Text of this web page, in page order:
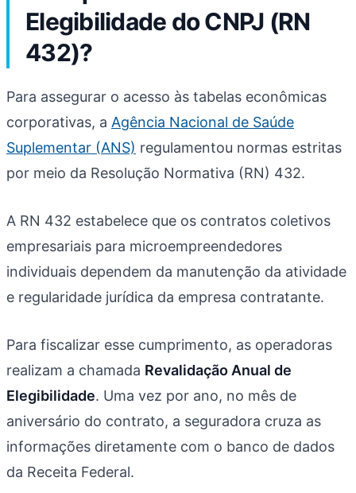
Elegibilidade do CNPJ (RN
432)?
Para assegurar o acesso às tabelas econômicas
corporativas, a Agência Nacional de Saúde
Suplementar (ANS) regulamentou normas estritas
por meio da Resolução Normativa (RN) 432.
A RN 432 estabelece que os contratos coletivos
empresariais para microempreendedores
individuais dependem da manutenção da atividade
e regularidade jurídica da empresa contratante.
Para fiscalizar esse cumprimento, as operadoras
realizam a chamada Revalidação Anual de
Elegibilidade. Uma vez por ano, no mês de
aniversário do contrato, a seguradora cruza as
informações diretamente com o banco de dados
da Receita Federal.